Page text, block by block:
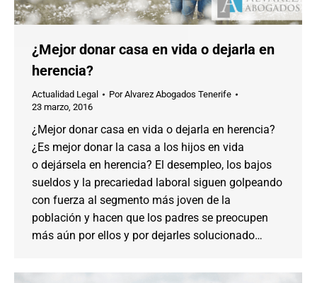
¿Mejor donar casa en vida o dejarla en
herencia?
Actualidad Legal PorAlvarez Abogados Tenerife
23 marzo, 2016
¿Mejor donar casa en vida o dejarla en herencia?
¿Es mejor donar la casa a los hijos en vida
o dejársela en herencia? El desempleo, los bajos
sueldos y la precariedad laboral siguen golpeando
con fuerza al segmento más joven de la
población y hacen que los padres se preocupen
más aún por ellos y por dejarles solucionado…